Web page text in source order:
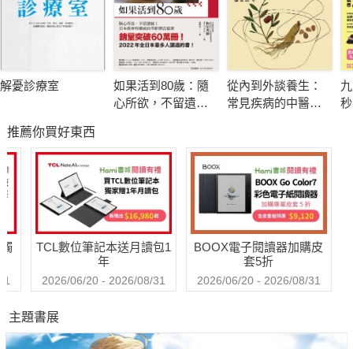
含塑化劑，富含神奇的抗癌植化素，製作超簡單，小蔬果大功
用，方便安全、喝出健康，遠離癌症與文明病。
●吃進多種天然營養素●有助消除身心病痛
●預防及改善慢性疾病●消脂一身輕
解憂診療室
如果活到80歲：隨
心所欲，不留遺
從內到外談養生：
常見疾病的中醫調
推薦你買好東西
TCL數位筆記本送月讀包1
年
2026/06/20 - 2026/08/31
BOOX電子閱讀器加購皮
套5折
2026/06/20 - 2026/08/31
主題書展